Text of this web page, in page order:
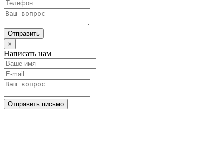
Отправить
×
Написать нам
Отправить письмо